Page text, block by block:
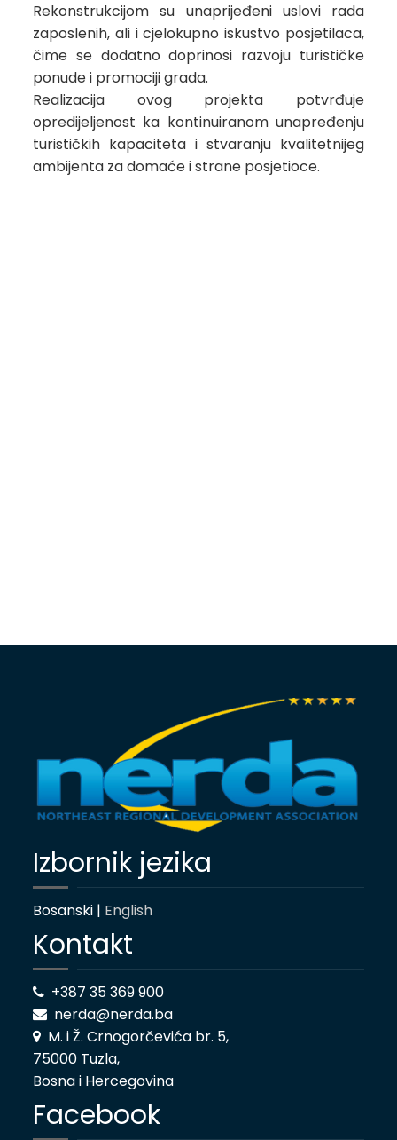
Rekonstrukcijom su unaprijeđeni uslovi rada
zaposlenih, ali i cjelokupno iskustvo posjetilaca,
čime se dodatno doprinosi razvoju turističke
ponude i promociji grada.
Realizacija ovog projekta potvrđuje
opredijeljenost ka kontinuiranom unapređenju
turističkih kapaciteta i stvaranju kvalitetnijeg
ambijenta za domaće i strane posjetioce.
Izbornik jezika
Bosanski | English
Kontakt
+387 35 369 900
nerda@nerda.ba
M. i Ž. Crnogorčevića br. 5,
75000 Tuzla,
Bosna i Hercegovina
Facebook